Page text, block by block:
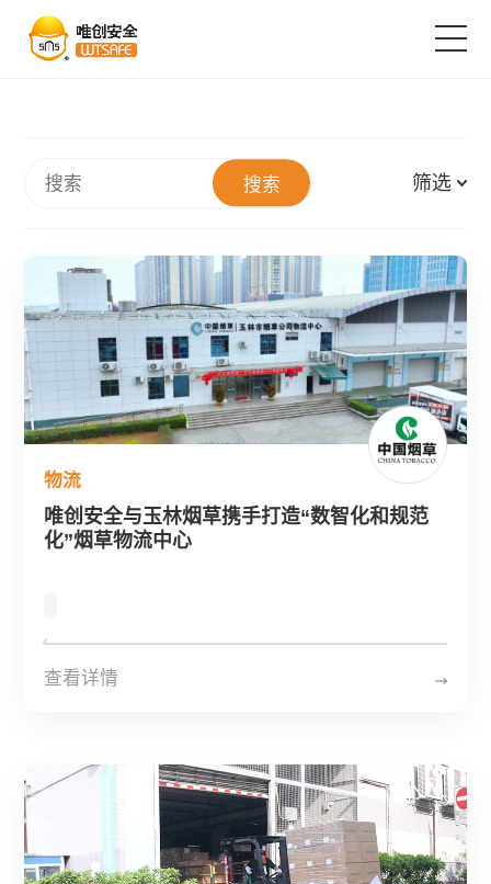
产品中心
解决方案
成功案例
服务支持
关于唯创安全
搜索 筛选
物流
唯创安全与玉林烟草携手打造“数智化和规范
化”烟草物流中心
查看详情